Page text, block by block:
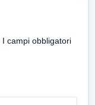
I campi obbligatori